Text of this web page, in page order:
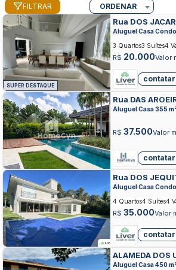
FILTRAR ORDENAR
SUPER DESTAQUE
Rua DOS
ALDEIA DO
Aluguel Casa
R$ 20.000Valor
3 Quartos3 Suítes4
contatar
Rua DAS
ALDEIA DO
Aluguel Casa 355
R$ 37.500Valor
contatar
Rua DOS
ALDEIA DO
Aluguel Casa
R$ 35.000Valor
4 Quartos4 Suítes4
contatar
ALAMEDA DOS
ALDEIA DO
Aluguel Casa 450